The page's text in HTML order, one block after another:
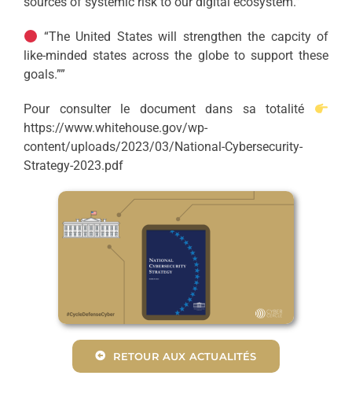
“The United States will strengthen the capcity of
like-minded states across the globe to support these
goals.””
Pour consulter le document dans sa totalité
https://www.whitehouse.gov/wp-
content/uploads/2023/03/National-Cybersecurity-
Strategy-2023.pdf
RETOUR AUX ACTUALITÉS